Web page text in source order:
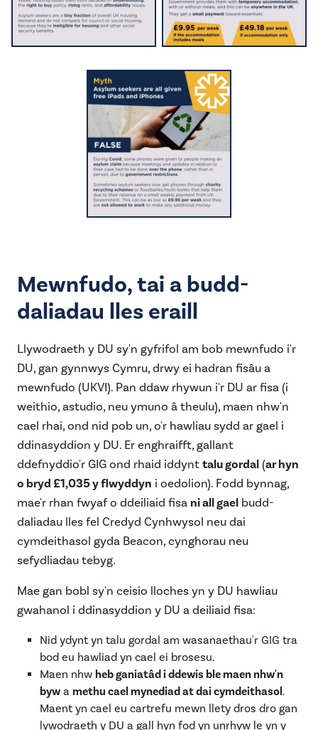
Mewnfudo, tai a budd-
daliadau lles eraill
Llywodraeth y DU sy'n gyfrifol am bob mewnfudo i'r
DU, gan gynnwys Cymru, drwy ei hadran fisâu a
mewnfudo (UKVI). Pan ddaw rhywun i'r DU ar fisa (i
weithio, astudio, neu ymuno â theulu), maen nhw'n
cael rhai, ond nid pob un, o'r hawliau sydd ar gael i
ddinasyddion y DU. Er enghraifft, gallant
ddefnyddio'r GIG ond rhaid iddynttalu gordal(ar hyn
o bryd £1,035 y flwyddyn i oedolion). Fodd bynnag,
mae'r rhan fwyaf o ddeiliaid fisa ni all gael budd-
daliadau lles fel Credyd Cynhwysol neu dai
cymdeithasol gyda Beacon, cynghorau neu
sefydliadau tebyg.
Mae gan bobl sy'n ceisio lloches yn y DU hawliau
gwahanol i ddinasyddion y DU a deiliaid fisa:
Nid ydynt yn talu gordal am wasanaethau'r GIG tra
bod eu hawliad yn cael ei brosesu.
Maen nhw heb ganiatâd i ddewis ble maen nhw'n
byw a methu cael mynediad at dai cymdeithasol.
Maent yn cael eu cartrefu mewn llety dros dro gan
lywodraeth y DU a gall hyn fod yn unrhyw le yn y